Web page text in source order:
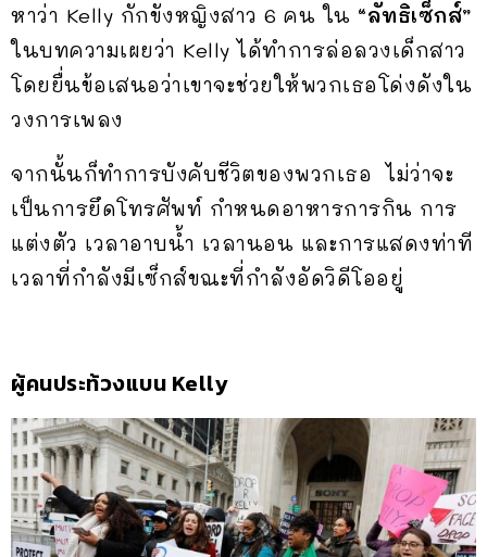
หาว่า Kelly กักขังหญิงสาว 6 คน ใน “ลัทธิเซ็กส์”
ในบทความเผยว่า Kelly ได้ทำการล่อลวงเด็กสาว
โดยยื่นข้อเสนอว่าเขาจะช่วยให้พวกเธอโด่งดังใน
วงการเพลง
จากนั้นก็ทำการบังคับชีวิตของพวกเธอ ไม่ว่าจะ
เป็นการยึดโทรศัพท์ กำหนดอาหารการกิน การ
แต่งตัว เวลาอาบน้ำ เวลานอน และการแสดงท่าที
เวลาที่กำลังมีเซ็กส์ขณะที่กำลังอัดวิดีโออยู่
ผู้คนประท้วงแบน Kelly